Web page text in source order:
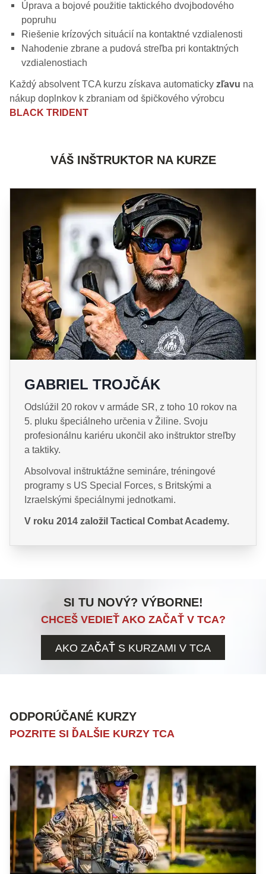
Úprava a bojové použitie taktického dvojbodového
popruhu
Riešenie krízových situácií na kontaktné vzdialenosti
Nahodenie zbrane a pudová streľba pri kontaktných
vzdialenostiach
Každý absolvent TCA kurzu získava automaticky zľavu na
nákup doplnkov k zbraniam od špičkového výrobcu
BLACK TRIDENT
VÁŠ INŠTRUKTOR NA KURZE
GABRIEL TROJČÁK
Odslúžil 20 rokov v armáde SR, z toho 10 rokov na
5. pluku špeciálneho určenia v Žiline. Svoju
profesionálnu kariéru ukončil ako inštruktor streľby
a taktiky.
Absolvoval inštruktážne semináre, tréningové
programy s US Special Forces, s Britskými a
Izraelskými špeciálnymi jednotkami.
V roku 2014 založil Tactical Combat Academy.
SI TU NOVÝ? VÝBORNE!
CHCEŠ VEDIEŤ AKO ZAČAŤ V TCA?
AKO ZAČAŤ S KURZAMI V TCA
ODPORÚČANÉ KURZY
POZRITE SI ĎALŠIE KURZY TCA